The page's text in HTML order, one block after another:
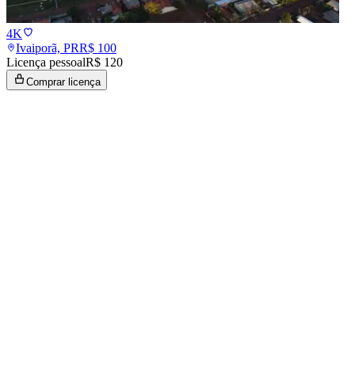
4K
Ivaiporã, PRR$ 100
Licença pessoalR$ 120
Comprar licença